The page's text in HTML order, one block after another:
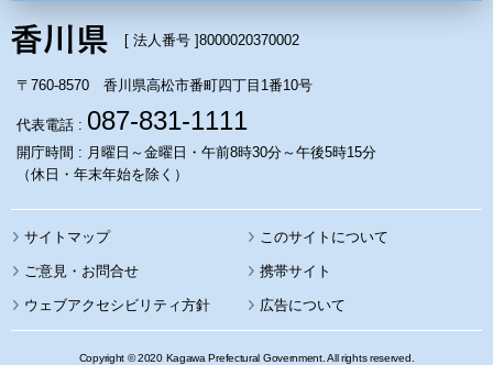
[ 法人番号 ]8000020370002
〒760-8570 香川県高松市番町四丁目1番10号
代表電話 : 087-831-1111
開庁時間 : 月曜日～金曜日・午前8時30分～午後5時15分
（休日・年末年始を除く）
サイトマップ このサイトについて
携帯サイト
ウェブアクセシビリティ方針 広告について
Copyright © 2020 Kagawa Prefectural Government. All rights reserved.